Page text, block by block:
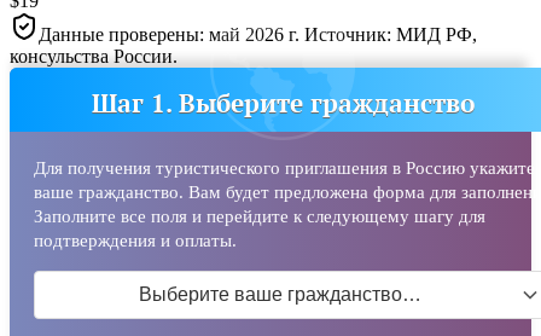
Данные проверены: май 2026 г. Источник: МИД РФ,
консульства России.
Шаг 1. Выберите гражданство
Для получения туристического приглашения в Россию укажите
ваше гражданство. Вам будет предложена форма для
Заполните все поля и перейдите к следующему шагу для
подтверждения и оплаты.
Выберите ваше гражданство…